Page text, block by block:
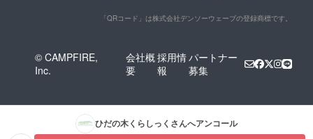
「QRコード」は株式会社デンソーウェーブの登録商標です。
© CAMPFIRE,
Inc.
会社概
要
採用情
報
パートナー
募集
ひだの木くらしっく さんへアンコール